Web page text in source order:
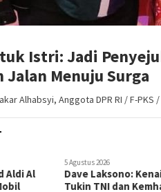
Istri: Jadi
Jalan Menuju Surga
Alhabsyi, Anggota DPR RI / F-
1 Agustus 2026
Anas Urbaningrum
Survei Kepuasan